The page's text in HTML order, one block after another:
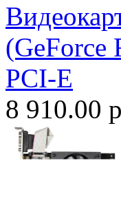
PCI-E
8 910.00